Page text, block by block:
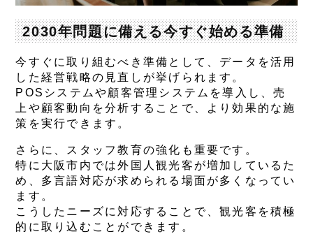
2030年問題に備える今すぐ始める準備
今すぐに取り組むべき準備として、データを活用
した経営戦略の見直しが挙げられます。
POSシステムや顧客管理システムを導入し、売
上や顧客動向を分析することで、より効果的な施
策を実行できます。
さらに、スタッフ教育の強化も重要です。
特に大阪市内では外国人観光客が増加しているた
め、多言語対応が求められる場面が多くなってい
ます。
こうしたニーズに対応することで、観光客を積極
的に取り込むことができます。